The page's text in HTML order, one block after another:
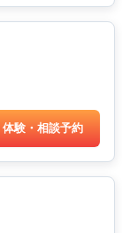
体験・相談予約